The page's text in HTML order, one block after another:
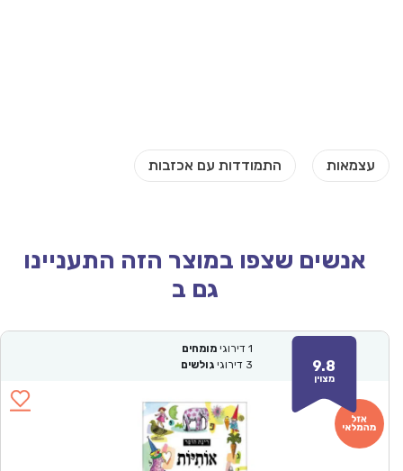
אנשים שצפו במוצר הזה התעניינו
גם ב
9.8
מצוין
1 דירוגי מומחים
3 דירוגי גולשים